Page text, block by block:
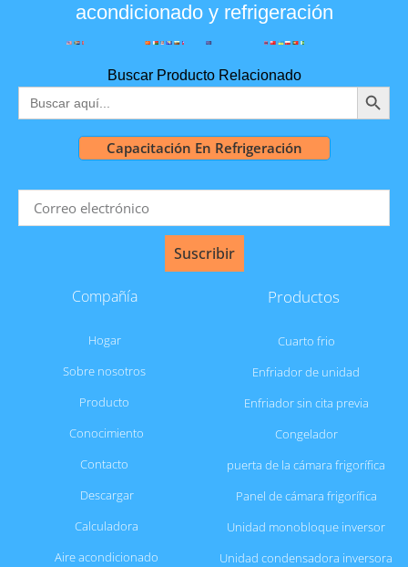
acondicionado y refrigeración
Buscar Producto Relacionado
Buscar:
Capacitación En Refrigeración
Suscribir
Compañía
Hogar
Sobre nosotros
Producto
Conocimiento
Contacto
Descargar
Calculadora
Aire acondicionado
Productos
Cuarto frio
Enfriador de unidad
Enfriador sin cita previa
Congelador
puerta de la cámara frigorífica
Panel de cámara frigorífica
Unidad monobloque inversor
Unidad condensadora inversora